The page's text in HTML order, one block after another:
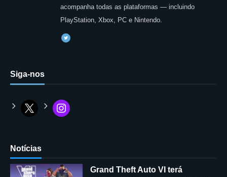
acompanha todas as plataformas — incluindo
PlayStation, Xbox, PC e Nintendo.
Siga-nos
Notícias
Grand Theft Auto VI terá